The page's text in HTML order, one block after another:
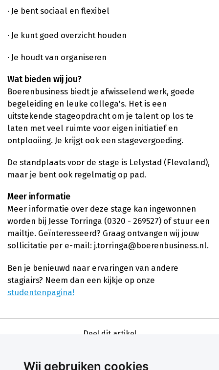
Wij gebruiken cookies
· Je bent sociaal en flexibel
· Je kunt goed overzicht houden
· Je houdt van organiseren
Wat bieden wij jou?
Boerenbusiness biedt je afwisselend werk, goede
begeleiding en leuke collega's. Het is een
uitstekende stageopdracht om je talent op los te
laten met veel ruimte voor eigen initiatief en
ontplooiing. Je krijgt ook een stagevergoeding.
De standplaats voor de stage is Lelystad (Flevoland),
maar je bent ook regelmatig op pad.
Meer informatie
Meer informatie over deze stage kan ingewonnen
worden bij Jesse Torringa (0320 - 269527) of stuur een
mailtje. Geïnteresseerd? Graag ontvangen wij jouw
sollicitatie per e-mail: j.torringa@boerenbusiness.nl.
Ben je benieuwd naar ervaringen van andere
stagiairs? Neem dan een kijkje op onze
studentenpagina!
Deel dit artikel